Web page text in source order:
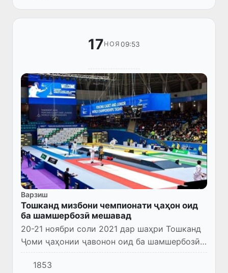
мо таҳти роҳбарии вазири кор...
17НОЯ 09:53
Варзиш
Тошканд мизбони чемпионати ҷаҳон оид
ба шамшербозӣ мешавад
20-21 ноябри соли 2021 дар шаҳри Тошканд
Ҷоми ҷаҳонии ҷавонон оид ба шамшербозӣ
баргузор мешавад. Дар ин чемпионати
муҳим варзишгарони Ӯзбекистон низ ширкат
1853